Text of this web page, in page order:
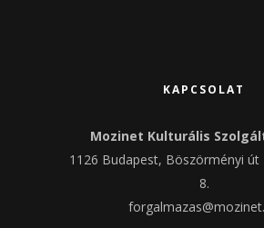
KAPCSOLAT
Mozinet Kulturális
1126 Budapest, Böszörményi út
8.